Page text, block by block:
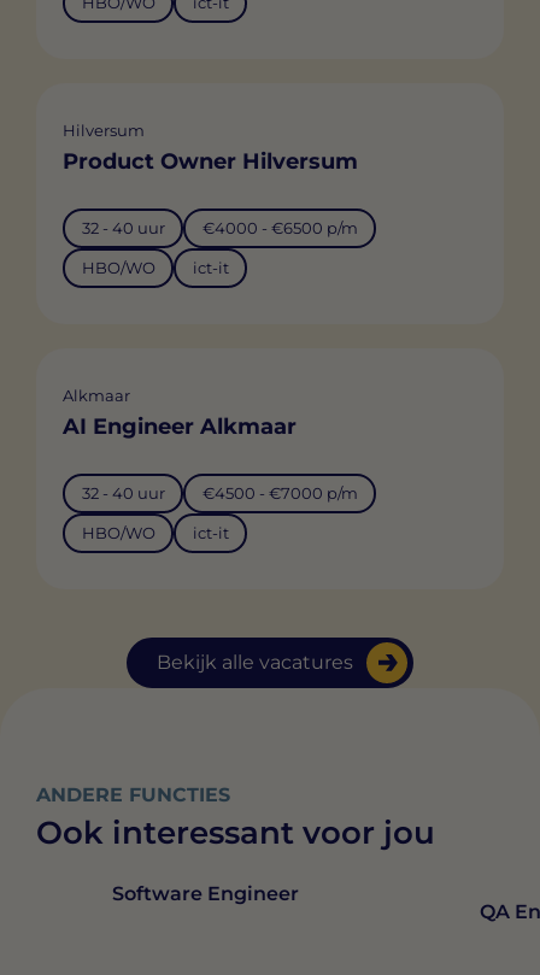
Bekijk alle vacatures
Hilversum
Product Owner Hilversum
32 - 40 uur €4000 - €6500 p/m
HBO/WO ict-it
Alkmaar
AI Engineer Alkmaar
32 - 40 uur €4500 - €7000 p/m
HBO/WO ict-it
ANDERE FUNCTIES
Ook interessant voor jou
Software Engineer
QA